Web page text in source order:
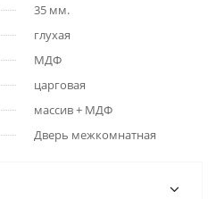
35 мм.
глухая
МДФ
царговая
массив + МДФ
Дверь межкомнатная